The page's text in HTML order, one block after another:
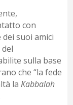
con
suoi amici
sulla base
che “la fede
laKabbalah